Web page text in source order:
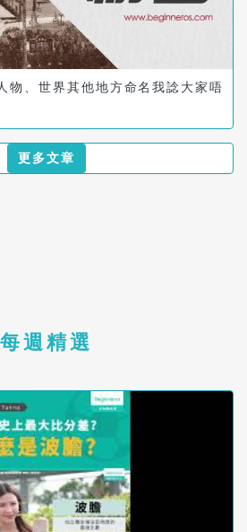
物、世界其他地方命名我諗大家唔
更多文章
每週精選